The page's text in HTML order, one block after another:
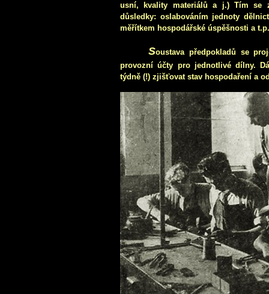
usní, kvality materiálů a j.) Tím se
důsledky: oslabováním jednoty
měřítkem hospodářské úspěšnosti a t.p.
Soustava předpokladů se
provozní účty pro jednotlivé dílny.
týdně (!) zjišťovat stav hospodaření a